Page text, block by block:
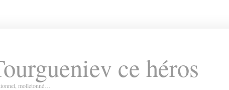
ce héros
molletonné…